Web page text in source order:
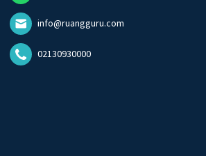
info@ruangguru.com
02130930000